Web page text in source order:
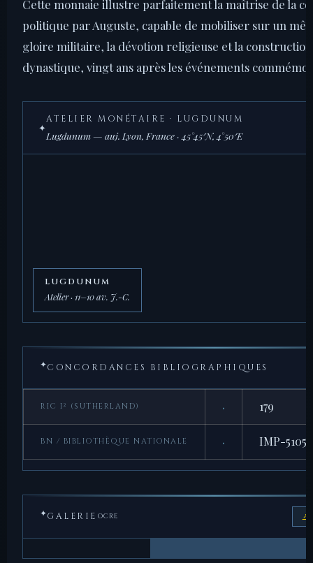
Cette monnaie illustre parfaitement la maîtrise de la
politique par Auguste, capable de mobiliser sur un
gloire militaire, la dévotion religieuse et la
dynastique, vingt ans après les événements
✦
ATELIER MONÉTAIRE · LUGDUNUM
Lugdunum — auj. Lyon, France · 45°45′N, 4°50′E
LUGDUNUM
Atelier · 11–10 av. J.-C.
✦CONCORDANCES BIBLIOGRAPHIQUES
RIC I² (SUTHERLAND) · 179
BN / BIBLIOTHÈQUE NATIONALE · IMP-5105
✦GALERIE OCRE ↗